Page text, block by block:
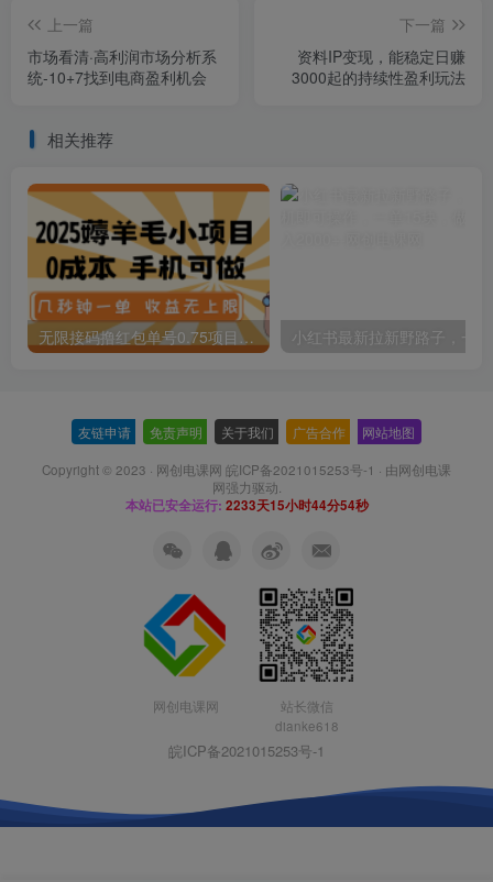
上一篇
市场看清·高利润市场分析系
统-10+7找到电商盈利机会
下一篇
资料IP变现，能稳定日赚
3000起的持续性盈利玩法
相关推荐
无限接码撸红包单号0.75项目无偿分享给你【揭秘】
友链申请 免责声明 关于我们 广告合作 网站地图
Copyright © 2023 · 网创电课网 皖ICP备2021015253号-1 · 由网创电课
网强力驱动.
本站已安全运行: 2233天15小时44分55秒
网创电课网
站长微信
dianke618
皖ICP备2021015253号-1